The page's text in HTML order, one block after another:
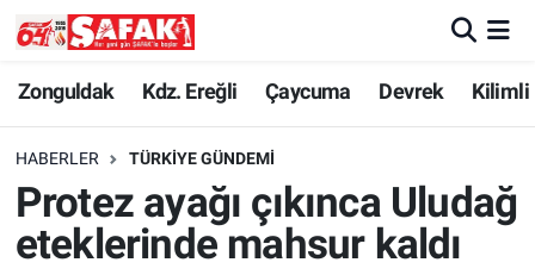
Zonguldak Kdz. Ereğli Çaycuma Devrek Kilimli
HABERLER TÜRKIYE GÜNDEMI
Protez ayağı çıkınca Uludağ
eteklerinde mahsur kaldı
Zonguldak
Kdz. Ereğli
Çaycuma
Zonguldak Nöbetçi Eczaneler
Zonguldak Hava Durumu
Zonguldak Namaz Vakitleri